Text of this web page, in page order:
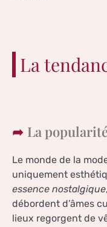
La
La
Le monde de la
uniquement
essence nostalgique
débordent d’âmes
lieux regorgent de